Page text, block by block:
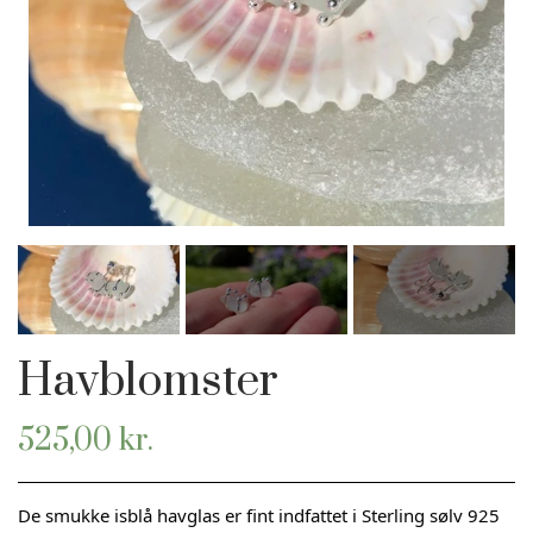
HAVFRUE JUVELER ØRESMYKKER
GAVEKORT
HAVFRUE KNAPPER
Havblomster
525,00 kr.
De smukke isblå havglas er fint indfattet i Sterling sølv 925